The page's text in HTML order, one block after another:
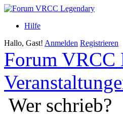
Hilfe
Hallo, Gast! Anmelden Registrieren
Forum VRCC
Wer schrieb?